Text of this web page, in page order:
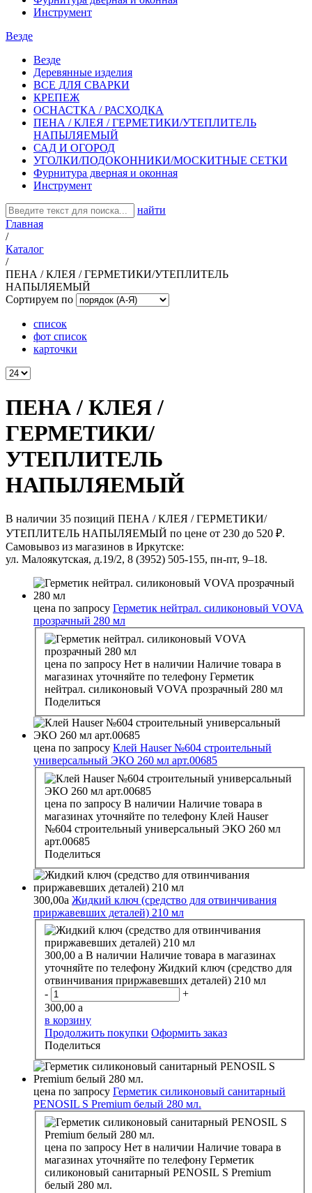
Инструмент
Везде
Везде
Деревянные изделия
ВСЕ ДЛЯ СВАРКИ
КРЕПЕЖ
ОСНАСТКА / РАСХОДКА
ПЕНА / КЛЕЯ / ГЕРМЕТИКИ/УТЕПЛИТЕЛЬ
НАПЫЛЯЕМЫЙ
САД И ОГОРОД
УГОЛКИ/ПОДОКОННИКИ/МОСКИТНЫЕ СЕТКИ
Фурнитура дверная и оконная
Инструмент
найти
Главная
/
Каталог
/
ПЕНА / КЛЕЯ / ГЕРМЕТИКИ/УТЕПЛИТЕЛЬ
НАПЫЛЯЕМЫЙ
Сортируем по
список
фот список
карточки
ПЕНА / КЛЕЯ /
ГЕРМЕТИКИ/
УТЕПЛИТЕЛЬ
НАПЫЛЯЕМЫЙ
В наличии 35 позиций ПЕНА / КЛЕЯ / ГЕРМЕТИКИ/
УТЕПЛИТЕЛЬ НАПЫЛЯЕМЫЙ по цене от 230 до 520 ₽.
Самовывоз из магазинов в Иркутске:
ул. Малоякутская, д.19/2, 8 (3952) 505-155, пн-пт, 9–18.
цена по запросу Герметик нейтрал. силиконовый VOVA
прозрачный 280 мл
цена по запросу Нет в наличии Наличие товара в
магазинах уточняйте по телефону Герметик
нейтрал. силиконовый VOVA прозрачный 280 мл
Поделиться
цена по запросу Клей Hauser №604 строительный
универсальный ЭКО 260 мл арт.00685
цена по запросу В наличии Наличие товара в
магазинах уточняйте по телефону Клей Hauser
№604 строительный универсальный ЭКО 260 мл
арт.00685
Поделиться
300,00a Жидкий ключ (средство для отвинчивания
приржавевших деталей) 210 мл
300,00 a В наличии Наличие товара в магазинах
уточняйте по телефону Жидкий ключ (средство для
отвинчивания приржавевших деталей) 210 мл
-
+
300,00 a
в корзину
Продолжить покупки Оформить заказ
Поделиться
цена по запросу Герметик силиконовый санитарный
PENOSIL S Premium белый 280 мл.
цена по запросу Нет в наличии Наличие товара в
магазинах уточняйте по телефону Герметик
силиконовый санитарный PENOSIL S Premium
белый 280 мл.